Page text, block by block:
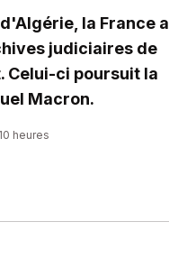
la France a
judiciaires de
Celui-ci poursuit la
Macron.
heures